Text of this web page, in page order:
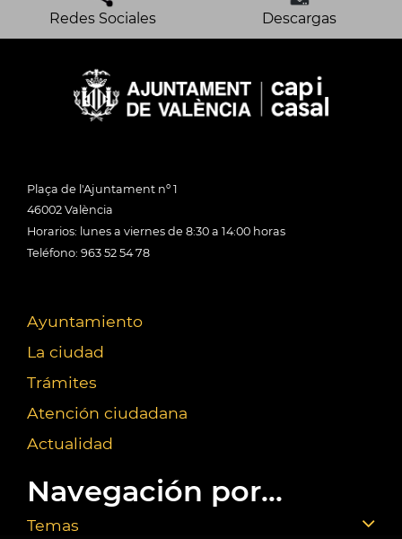
Redes Sociales Descargas
Plaça de l'Ajuntament nº 1
46002 València
Horarios: lunes a viernes de 8:30 a 14:00 horas
Teléfono: 963 52 54 78
Ayuntamiento
La ciudad
Trámites
Atención ciudadana
Actualidad
Navegación por...
Temas